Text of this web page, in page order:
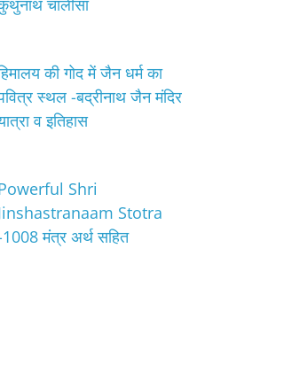
चालीसा
की गोद में जैन धर्म का
स्थल -बद्रीनाथ जैन मंदिर
व इतिहास
Shri
Stotra
मंत्र अर्थ सहित